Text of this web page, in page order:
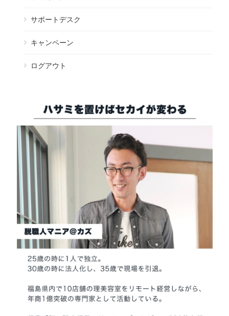
サポートデスク
キャンペーン
ログアウト